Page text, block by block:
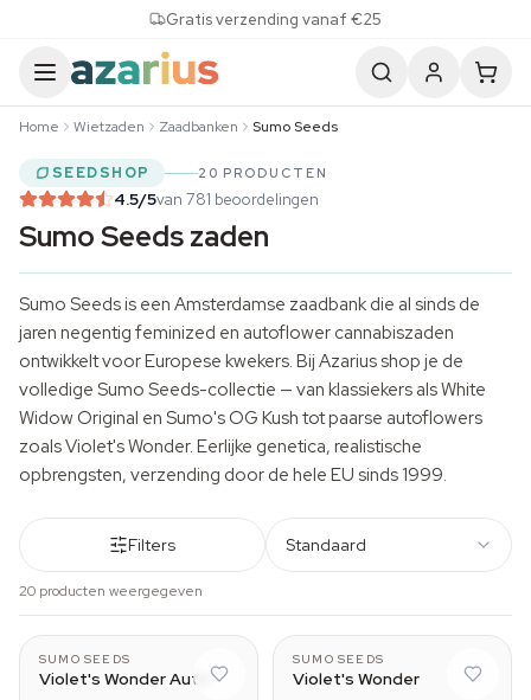
Gratis verzending vanaf €25
Home Wietzaden Zaadbanken Sumo Seeds
SEEDSHOP 20 PRODUCTEN
4.5/5van 781 beoordelingen
Sumo Seeds zaden
Sumo Seeds is een Amsterdamse zaadbank die al sinds de
jaren negentig feminized en autoflower cannabiszaden
ontwikkelt voor Europese kwekers. Bij Azarius shop je de
volledige Sumo Seeds-collectie — van klassiekers als White
Widow Original en Sumo's OG Kush tot paarse autoflowers
zoals Violet's Wonder. Eerlijke genetica, realistische
opbrengsten, verzending door de hele EU sinds 1999.
Filters Standaard
20 producten weergegeven
SUMO SEEDS
Violet's Wonder Auto
SUMO SEEDS
Violet's Wonder